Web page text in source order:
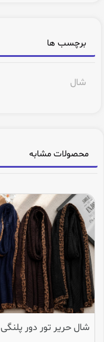
برچسب ها
شال
محصولات مشابه
شال حریر تور دور پلنگی